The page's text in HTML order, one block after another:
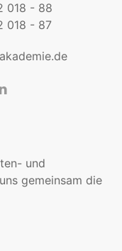
018 - 88
018 - 87
und
gemeinsam die